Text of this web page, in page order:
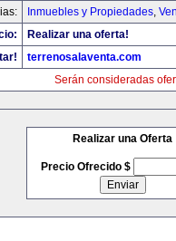
Inmuebles y Propiedades,
Realizar una oferta!
terrenosalaventa.com
Serán consideradas
Realizar una Oferta
Precio Ofrecido $